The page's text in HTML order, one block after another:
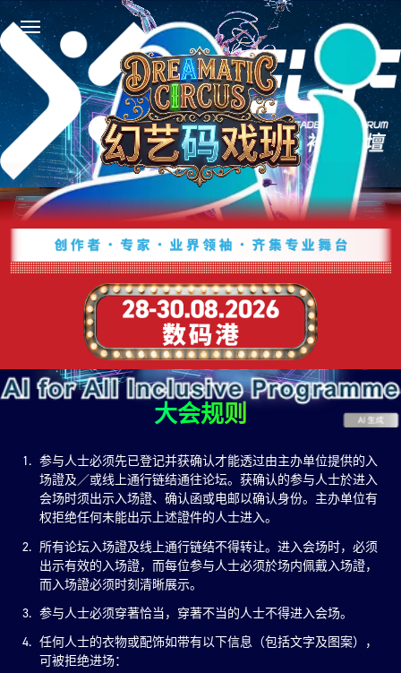
大会规则
参与人士必须先已登记并获确认才能透过由主办单位提供的入
场證及／或线上通行链结通往论坛。获确认的参与人士於进入
会场时须出示入场證、确认函或电邮以确认身份。主办单位有
权拒绝任何未能出示上述證件的人士进入。
所有论坛入场證及线上通行链结不得转让。进入会场时，必须
出示有效的入场證，而每位参与人士必须於场内佩戴入场證，
而入场證必须时刻清晰展示。
参与人士必须穿著恰当，穿著不当的人士不得进入会场。
任何人士的衣物或配饰如带有以下信息（包括文字及图案），
可被拒绝进场：